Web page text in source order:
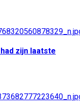
had zijn laatste